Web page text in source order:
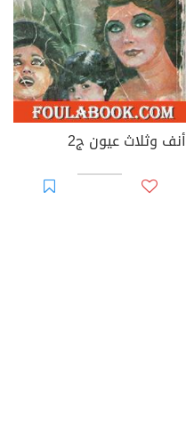
أنف وثلاث عيون ج2